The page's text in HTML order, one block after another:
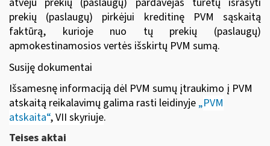
prekių (paslaugų) pirkėjui kreditinę PVM sąskaitą
faktūrą, kurioje nuo tų prekių (paslaugų)
apmokestinamosios vertės išskirtų PVM sumą.
Susiję dokumentai
Išsamesnę informaciją dėl PVM sumų įtraukimo į PVM
atskaitą reikalavimų galima rasti leidinyje „PVM
atskaita“, VII skyriuje.
Teises aktai